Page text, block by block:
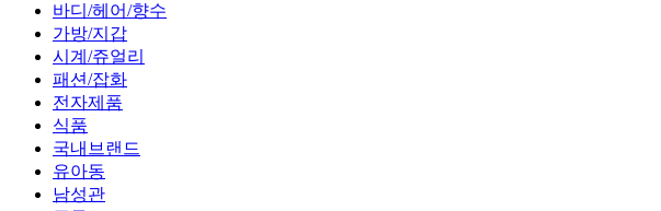
바디/헤어/향수
가방/지갑
시계/쥬얼리
패션/잡화
전자제품
식품
국내브랜드
유아동
남성관